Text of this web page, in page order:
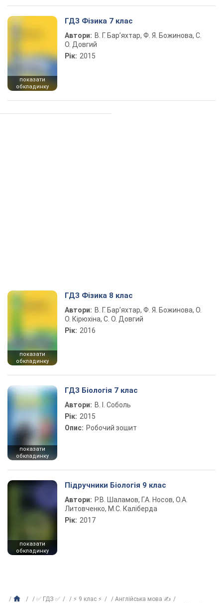
показати
обкладинку
ГДЗ Фізика 7 клас
Автори: В. Г. Бар’яхтар, Ф. Я. Божинова, С.
О. Довгий
Рік: 2015
показати
обкладинку
ГДЗ Фізика 8 клас
Автори: В. Г. Бар’яхтар, Ф. Я. Божинова, О.
О. Кірюхіна, С. О. Довгий
Рік: 2016
показати
обкладинку
ГДЗ Біологія 7 клас
Автори: В. І. Соболь
Рік: 2015
Опис: Робочий зошит
показати
обкладинку
Підручники Біологія 9 клас
Автори: Р.В. Шаламов, Г.А. Носов, О.А.
Литовченко, М.С. Каліберда
Рік: 2017
✅ ГДЗ ✅ ⚡ 9 клас ⚡
Англійська мова ✍